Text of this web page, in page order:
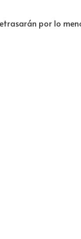
por lo